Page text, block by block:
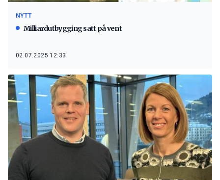
NYTT
Milliardutbygging satt på vent
02.07.2025 12:33